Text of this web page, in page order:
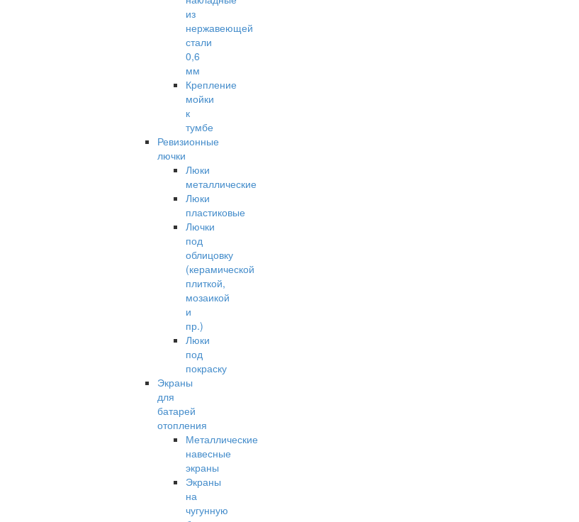
из
нержавеющей
стали
0,6
мм
Крепление
мойки
к
тумбе
Ревизионные
лючки
Люки
металлические
Люки
пластиковые
Лючки
под
облицовку
(керамической
плиткой,
мозаикой
и
пр.)
Люки
под
покраску
Экраны
для
батарей
отопления
Металлические
навесные
экраны
Экраны
на
чугунную